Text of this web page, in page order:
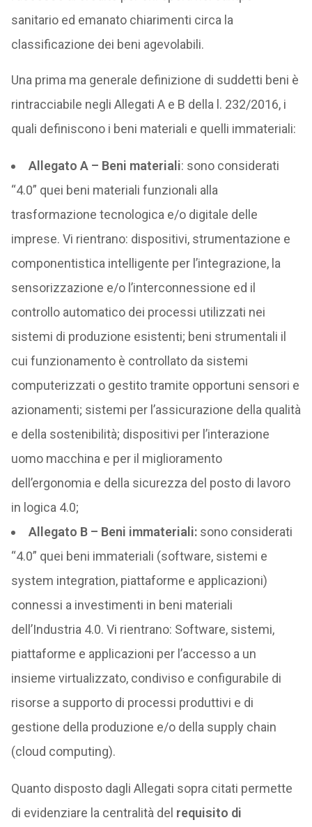
sanitario ed emanato chiarimenti circa la
classificazione dei beni agevolabili.
Una prima ma generale definizione di suddetti beni è
rintracciabile negli Allegati A e B della l. 232/2016, i
quali definiscono i beni materiali e quelli immateriali:
Allegato A – Beni materiali: sono considerati
“4.0” quei beni materiali funzionali alla
trasformazione tecnologica e/o digitale delle
imprese. Vi rientrano: dispositivi, strumentazione e
componentistica intelligente per l’integrazione, la
sensorizzazione e/o l’interconnessione ed il
controllo automatico dei processi utilizzati nei
sistemi di produzione esistenti; beni strumentali il
cui funzionamento è controllato da sistemi
computerizzati o gestito tramite opportuni sensori e
azionamenti; sistemi per l’assicurazione della qualità
e della sostenibilità; dispositivi per l’interazione
uomo macchina e per il miglioramento
dell’ergonomia e della sicurezza del posto di lavoro
in logica 4.0;
Allegato B – Beni immateriali: sono considerati
“4.0” quei beni immateriali (software, sistemi e
system integration, piattaforme e applicazioni)
connessi a investimenti in beni materiali
dell’Industria 4.0. Vi rientrano: Software, sistemi,
piattaforme e applicazioni per l’accesso a un
insieme virtualizzato, condiviso e configurabile di
risorse a supporto di processi produttivi e di
gestione della produzione e/o della supply chain
(cloud computing).
Quanto disposto dagli Allegati sopra citati permette
di evidenziare la centralità del requisito di